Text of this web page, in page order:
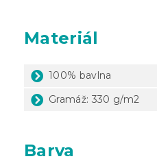
Materiál
100% bavlna
Gramáž: 330 g/m2
Barva